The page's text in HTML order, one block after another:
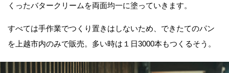
くったバタークリームを両面均一に塗っていきます。
すべては手作業でつくり置きはしないため、できたてのパン
を上越市内のみで販売。多い時は１日3000本もつくるそう。